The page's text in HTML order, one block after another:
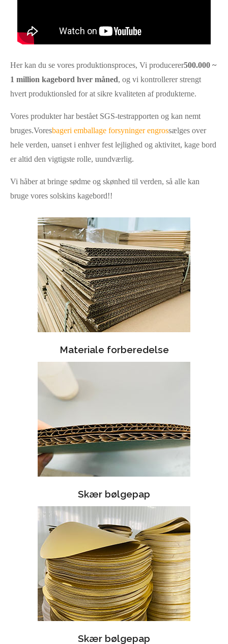
Her kan du se vores produktionsproces, Vi producerer500.000 ~
1 million kagebord hver måned, og vi kontrollerer strengt
hvert produktionsled for at sikre kvaliteten af ​​produkterne.
Vores produkter har bestået SGS-testrapporten og kan nemt
bruges.Voresbageri emballage forsyninger engrossælges over
hele verden, uanset i enhver fest lejlighed og aktivitet, kage bord
er altid den vigtigste rolle, uundværlig.
Vi håber at bringe sødme og skønhed til verden, så alle kan
bruge vores solskins kagebord!!
Materiale forberedelse
Skær bølgepap
Skær bølgepap